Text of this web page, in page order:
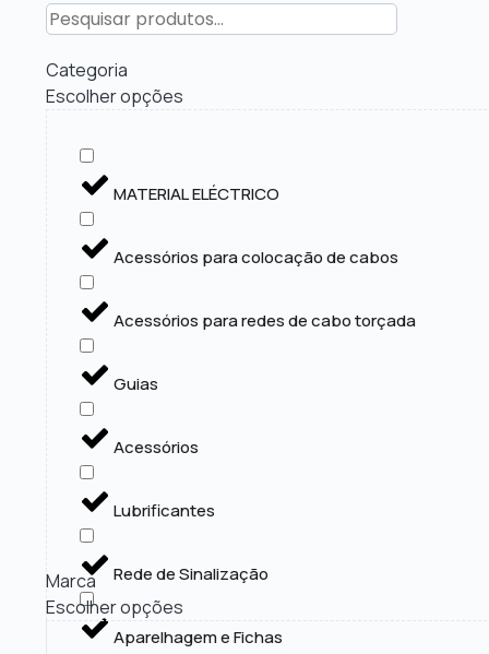
Categoria
Escolher opções
MATERIAL ELÉCTRICO
Acessórios para colocação de cabos
Acessórios para redes de cabo torçada
Guias
Acessórios
Lubrificantes
Rede de Sinalização
Aparelhagem e Fichas
Marca
Escolher opções